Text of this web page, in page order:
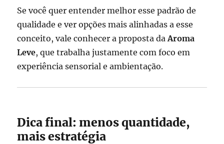
Se você quer entender melhor esse padrão de
qualidade e ver opções mais alinhadas a esse
conceito, vale conhecer a proposta daAroma
Leve, que trabalha justamente com foco em
experiência sensorial e ambientação.
Dica final: menos quantidade,
mais estratégia